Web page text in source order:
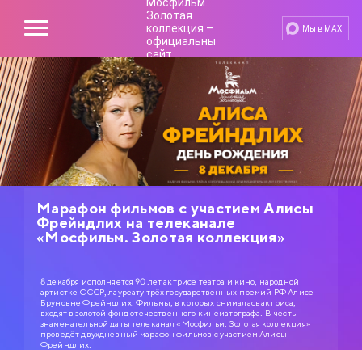
Мы в MAX
Марафон фильмов с участием Алисы
Фрейндлих на телеканале
«Мосфильм. Золотая коллекция»
8 декабря исполняется 90 лет актрисе театра и кино, народной
артистке СССР, лауреату трёх государственных премий РФ Алисе
Бруновне Фрейндлих. Фильмы, в которых снималась актриса,
входят в золотой фонд отечественного кинематографа. В честь
знаменательной даты телеканал «Мосфильм. Золотая коллекция»
проведёт двухдневный марафон фильмов с участием Алисы
Фрейндлих.